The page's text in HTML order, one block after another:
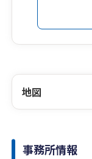
地図
事務所情報